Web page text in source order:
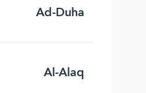
Ad-Duha
Al-Alaq